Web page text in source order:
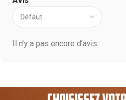
Il n’y a pas encore d’avis.